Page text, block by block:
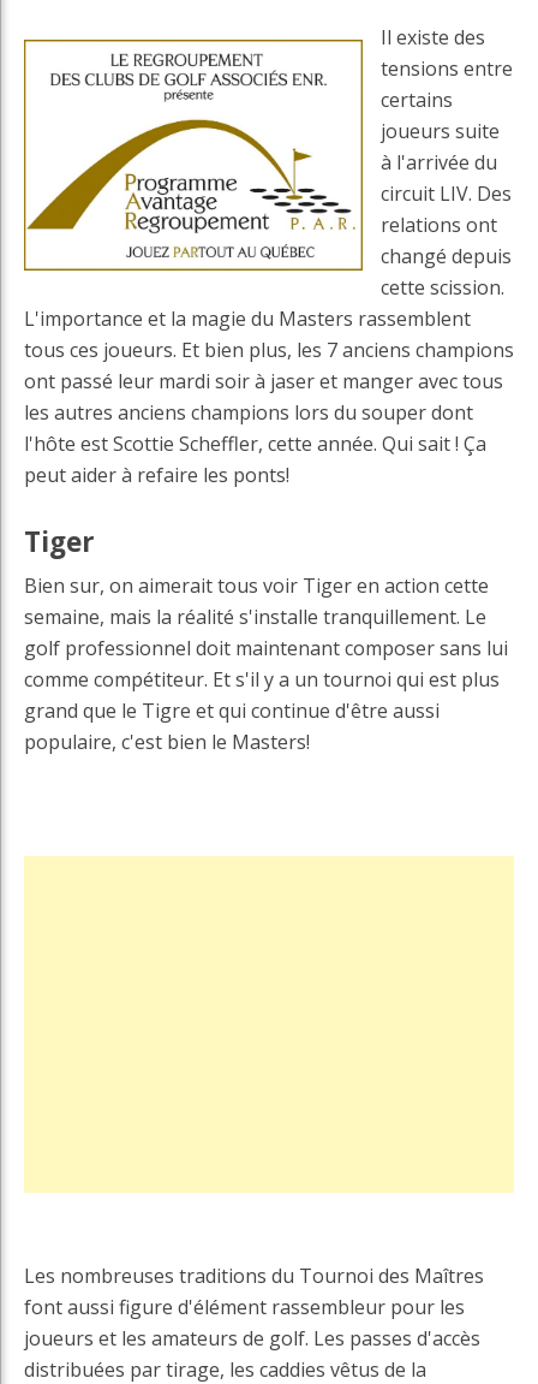
Il existe des
tensions entre
certains
joueurs suite
à l'arrivée du
circuit LIV. Des
relations ont
changé depuis
cette scission.
L'importance et la magie du Masters rassemblent
tous ces joueurs. Et bien plus, les 7 anciens champions
ont passé leur mardi soir à jaser et manger avec tous
les autres anciens champions lors du souper dont
l'hôte est Scottie Scheffler, cette année. Qui sait ! Ça
peut aider à refaire les ponts!
Tiger
Bien sur, on aimerait tous voir Tiger en action cette
semaine, mais la réalité s'installe tranquillement. Le
golf professionnel doit maintenant composer sans lui
comme compétiteur. Et s'il y a un tournoi qui est plus
grand que le Tigre et qui continue d'être aussi
populaire, c'est bien le Masters!
Les nombreuses traditions du Tournoi des Maîtres
font aussi figure d'élément rassembleur pour les
joueurs et les amateurs de golf. Les passes d'accès
distribuées par tirage, les caddies vêtus de la